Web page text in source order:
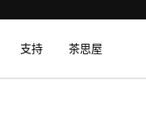
支持 茶思屋